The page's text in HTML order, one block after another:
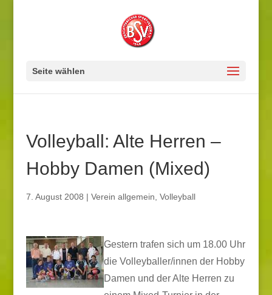
Seite wählen
Volleyball: Alte Herren –
Hobby Damen (Mixed)
7. August 2008 | Verein allgemein Volleyball
Gestern trafen sich um 18.00 Uhr
die Volleyballer/innen der Hobby
Damen und der Alte Herren zu